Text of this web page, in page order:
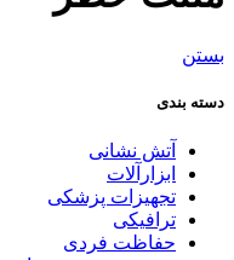
بستن
دسته بندی
آتش نشانی
ابزارآلات
تجهیزات پزشکی
ترافیکی
حفاظت فردی